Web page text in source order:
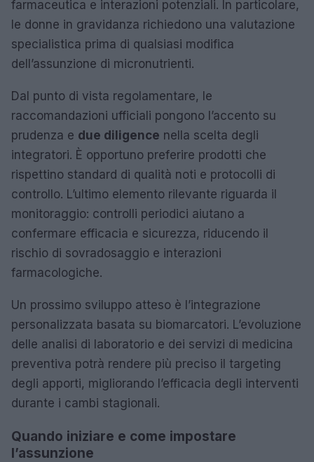
farmaceutica e interazioni potenziali. In particolare,
le donne in gravidanza richiedono una valutazione
specialistica prima di qualsiasi modifica
dell’assunzione di micronutrienti.
Dal punto di vista regolamentare, le
raccomandazioni ufficiali pongono l’accento su
prudenza e due diligence nella scelta degli
integratori. È opportuno preferire prodotti che
rispettino standard di qualità noti e protocolli di
controllo. L’ultimo elemento rilevante riguarda il
monitoraggio: controlli periodici aiutano a
confermare efficacia e sicurezza, riducendo il
rischio di sovradosaggio e interazioni
farmacologiche.
Un prossimo sviluppo atteso è l’integrazione
personalizzata basata su biomarcatori. L’evoluzione
delle analisi di laboratorio e dei servizi di medicina
preventiva potrà rendere più preciso il targeting
degli apporti, migliorando l’efficacia degli interventi
durante i cambi stagionali.
Quando iniziare e come impostare
l’assunzione